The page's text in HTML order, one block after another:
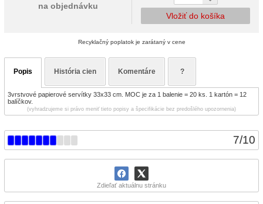
7/10
Zdieľať aktuálnu stránku
na objednávku
Vložiť do košíka
Recyklačný poplatok je zarátaný v cene
Popis História cien Komentáre ?
3vrstvové papierové servítky 33x33 cm. MOC je za 1 balenie = 20 ks. 1 kartón = 12
balíčkov.
(vyhradzujeme si právo meniť tieto popisy a špecifikácie bez predošlého upozornenia)